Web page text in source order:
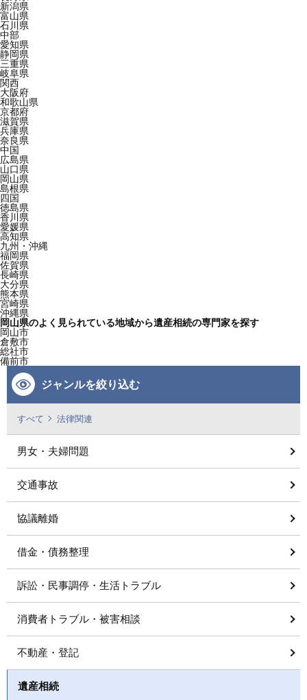
新潟県
富山県
石川県
中部
愛知県
静岡県
三重県
岐阜県
関西
大阪府
和歌山県
京都府
滋賀県
兵庫県
奈良県
中国
広島県
山口県
岡山県
島根県
四国
徳島県
香川県
愛媛県
高知県
九州・沖縄
福岡県
佐賀県
長崎県
大分県
熊本県
宮崎県
沖縄県
岡山県のよく見られている地域から遺産相続の専門家を探す
岡山市
倉敷市
総社市
備前市
ジャンルを絞り込む
すべて 法律関連
男女・夫婦問題
交通事故
協議離婚
借金・債務整理
訴訟・民事調停・生活トラブル
消費者トラブル・被害相談
不動産・登記
遺産相続